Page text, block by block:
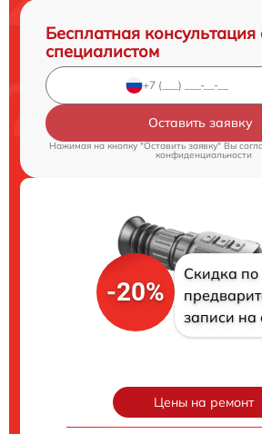
Бесплатная консультация
специалистом
Оставить заявку
Нажимая на кнопку "Оставить заявку" Вы
конфиденциальности
-20%
Скидка по
записи на
Цены на ремонт